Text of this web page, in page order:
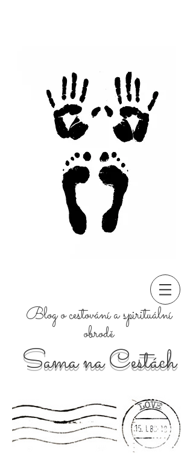
Sama na Cestách
Blog o cestování a spirituální
obrodě